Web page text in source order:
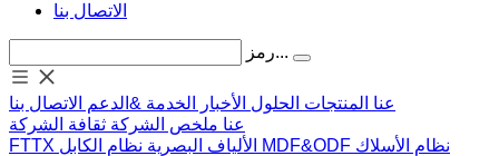
الاتصال بنا
رمز...
عنا المنتجات الحلول الأخبار الخدمة &الدعم
الاتصال بنا
عنا ملخص الشركة ثقافة الشركة
FTTX
الألياف البصرية MDF&ODF نظام الأسلاك